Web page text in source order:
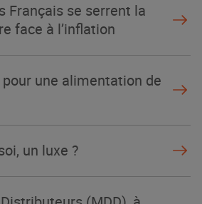
Français se serrent la
face à l’inflation
une alimentation de
un luxe ?